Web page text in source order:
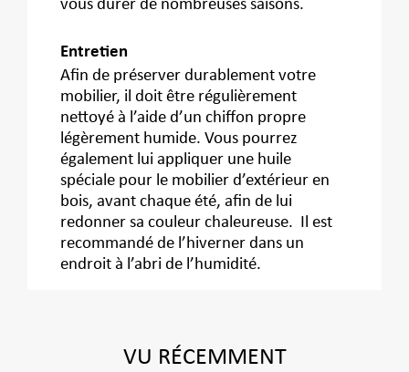
vous durer de nombreuses saisons.
Entretien
Afin de préserver durablement votre
mobilier, il doit être régulièrement
nettoyé à l’aide d’un chiffon propre
légèrement humide. Vous pourrez
également lui appliquer une huile
spéciale pour le mobilier d’extérieur en
bois, avant chaque été, afin de lui
redonner sa couleur chaleureuse. Il est
recommandé de l’hiverner dans un
endroit à l’abri de l’humidité.
VU RÉCEMMENT